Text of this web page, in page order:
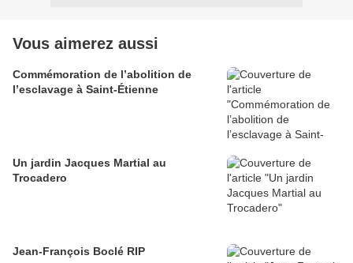
Vous aimerez aussi
Commémoration de l’abolition de
l’esclavage à Saint-Étienne
Un jardin Jacques Martial au
Trocadero
Jean-François Boclé RIP